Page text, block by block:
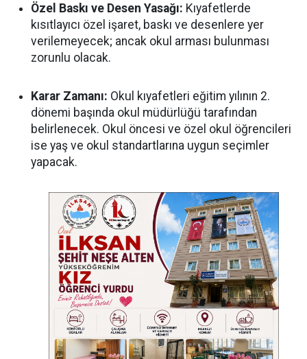
Özel Baskı ve Desen Yasağı: Kıyafetlerde
kısıtlayıcı özel işaret, baskı ve desenlere yer
verilemeyecek; ancak okul arması bulunması
zorunlu olacak.
Karar Zamanı: Okul kıyafetleri eğitim yılının 2.
dönemi başında okul müdürlüğü tarafından
belirlenecek. Okul öncesi ve özel okul öğrencileri
ise yaş ve okul standartlarına uygun seçimler
yapacak.